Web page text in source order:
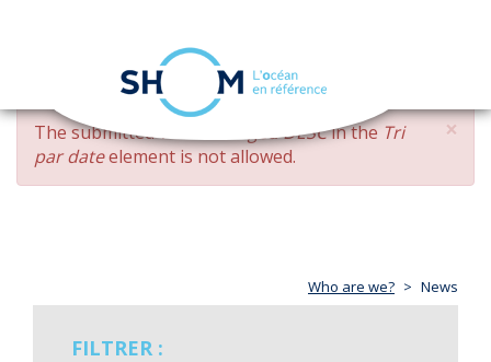
Skip
main
content
navigation
×
ERROR
MESSAGE
The submitted value changed DESCin the Tri
par dateelement is not allowed.
Who are we? News
FILTRER :